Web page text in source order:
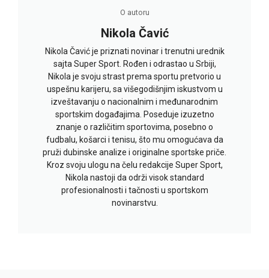
O autoru
Nikola Čavić
Nikola Čavić je priznati novinar i trenutni urednik
sajta Super Sport. Rođen i odrastao u Srbiji,
Nikola je svoju strast prema sportu pretvorio u
uspešnu karijeru, sa višegodišnjim iskustvom u
izveštavanju o nacionalnim i međunarodnim
sportskim događajima. Poseduje izuzetno
znanje o različitim sportovima, posebno o
fudbalu, košarci i tenisu, što mu omogućava da
pruži dubinske analize i originalne sportske priče.
Kroz svoju ulogu na čelu redakcije Super Sport,
Nikola nastoji da održi visok standard
profesionalnosti i tačnosti u sportskom
novinarstvu.